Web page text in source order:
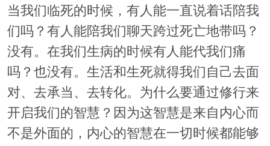
当我们临死的时候，有人能一直说着话陪我
们吗？有人能陪我们聊天跨过死亡地带吗？
没有。在我们生病的时候有人能代我们痛
吗？也没有。生活和生死就得我们自己去面
对、去承当、去转化。为什么要通过修行来
开启我们的智慧？因为这智慧是来自内心而
不是外面的，内心的智慧在一切时候都能够